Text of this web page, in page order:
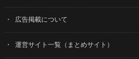
広告掲載について
運営サイト一覧（まとめサイト）